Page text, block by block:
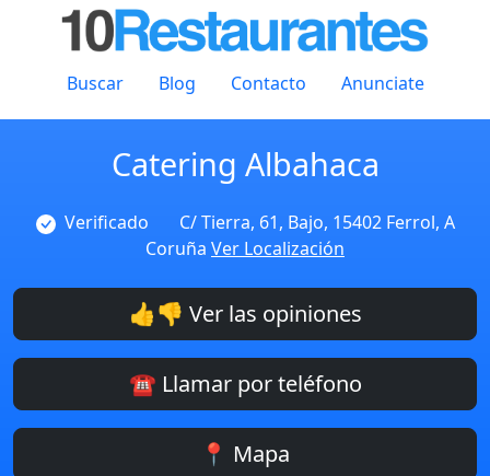
Buscar Blog Contacto Anunciate
Catering Albahaca
Verificado
C/ Tierra, 61, Bajo, 15402 Ferrol, A
Coruña Ver Localización
👍👎 Ver las opiniones
☎️ Llamar por teléfono
📍 Mapa